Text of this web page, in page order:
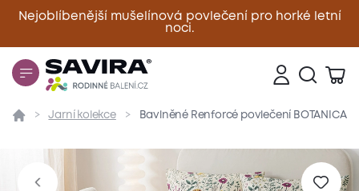
Nejoblíbenější mušelínová povlečení pro horké letní
noci.
Zavřít
Přehled Parametry Popis produktu Materiál
Jarní kolekce Bavlněné Renforcé povlečení BOTANICA